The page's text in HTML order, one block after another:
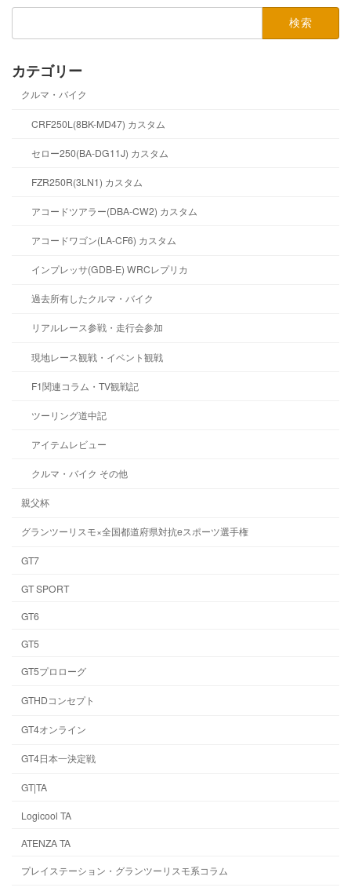
カテゴリー
クルマ・バイク
CRF250L(8BK-MD47) カスタム
セロー250(BA-DG11J) カスタム
FZR250R(3LN1) カスタム
アコードツアラー(DBA-CW2) カスタム
アコードワゴン(LA-CF6) カスタム
インプレッサ(GDB-E) WRCレプリカ
過去所有したクルマ・バイク
リアルレース参戦・走行会参加
現地レース観戦・イベント観戦
F1関連コラム・TV観戦記
ツーリング道中記
アイテムレビュー
クルマ・バイク その他
親父杯
グランツーリスモ×全国都道府県対抗eスポーツ選手権
GT7
GT SPORT
GT6
GT5
GT5プロローグ
GTHDコンセプト
GT4オンライン
GT4日本一決定戦
GT|TA
Logicool TA
ATENZA TA
プレイステーション・グランツーリスモ系コラム